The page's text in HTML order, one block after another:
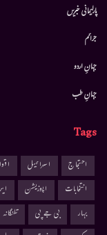
پارلیمانی خبریں
جرائم
جہانِ اردو
جہانِ طب
Tags
احتجاج اسرائیل
انتخابات
اپوزیشن
بہار
بی جے پی تلنگانہ